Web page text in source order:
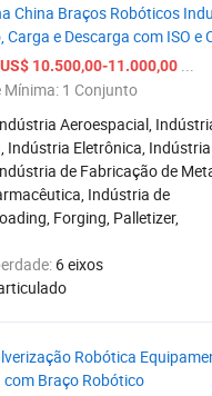
China Braços Robóticos
Carga e Descarga com ISO e
US$ 10.500,00-11.000,00 ...
Mínima: 1 Conjunto
Aeroespacial,
Indústria Eletrônica,
de Fabricação de
Indústria de
Forging, Palletizer,
6 eixos
Robótica
Braço Robótico